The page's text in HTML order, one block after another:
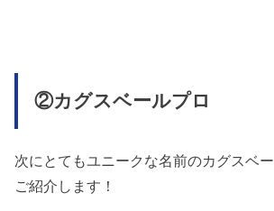
②カグスベールプロ
次にとてもユニークな名前のカグスベ
ご紹介します！